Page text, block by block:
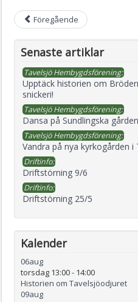
Föregående
Senaste artiklar
Tavelsjö Hembygdsförening:
Upptäck historien om
snickeri!
Tavelsjö Hembygdsförening:
Dansa på Sundlingska
Tavelsjö Hembygdsförening:
Vandra på nya kyrkogården i
Driftinfo:
Driftstörning 9/6
Driftinfo:
Driftstörning 25/5
Kalender
06aug
torsdag 13:00- 14:00
Historien om Tavelsjöodjuret
09aug